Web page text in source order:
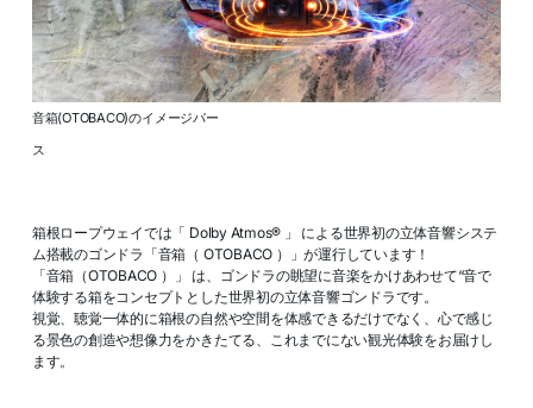
音箱(OTOBACO)のイメージパー
ス
箱根ロープウェイでは「 Dolby Atmos® 」 による世界初の立体音響システ
ム搭載のゴンドラ「音箱（ OTOBACO ）」が運行しています！
「音箱（OTOBACO ）」 は、ゴンドラの眺望に音楽をかけあわせて“音で
体験する箱をコンセプトとした世界初の立体音響ゴンドラです。
視覚、聴覚一体的に箱根の自然や空間を体感できるだけでなく、心で感じ
る景色の創造や想像力をかきたてる、これまでにない観光体験をお届けし
ます。